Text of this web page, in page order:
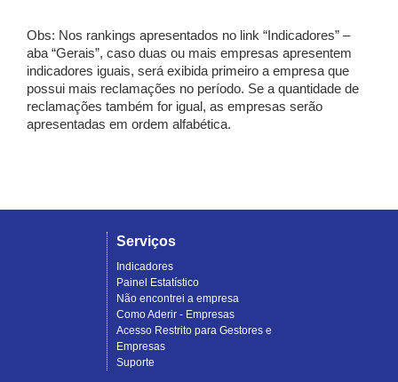
Obs: Nos rankings apresentados no link “Indicadores” –
aba “Gerais”, caso duas ou mais empresas apresentem
indicadores iguais, será exibida primeiro a empresa que
possui mais reclamações no período. Se a quantidade de
reclamações também for igual, as empresas serão
apresentadas em ordem alfabética.
Serviços
Indicadores
Painel Estatístico
Não encontrei a empresa
Como Aderir - Empresas
Acesso Restrito para Gestores e
Empresas
Suporte